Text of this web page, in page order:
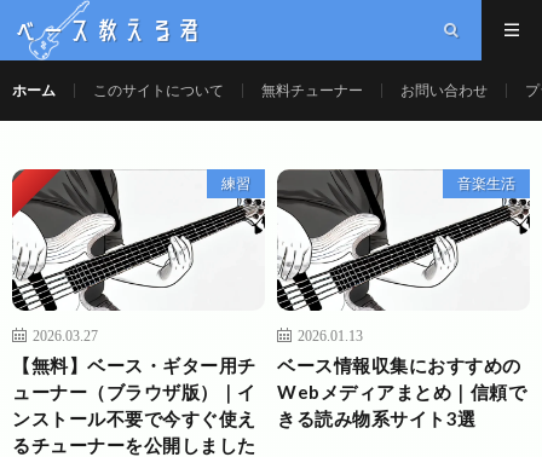
ベース教える君
ホーム このサイトについて 無料チューナー お問い合わせ
Pickup
練習
2026.03.27
【無料】ベース・ギター用チ
ューナー（ブラウザ版）｜イ
ンストール不要で今すぐ使え
るチューナーを公開しました
音楽生活
2026.01.13
ベース情報収集におすすめの
Webメディアまとめ｜信頼で
きる読み物系サイト3選